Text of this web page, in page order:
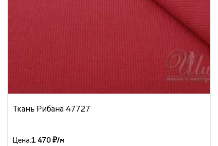
Ткань Рибана 47727
Цена:1 470 ₽/м